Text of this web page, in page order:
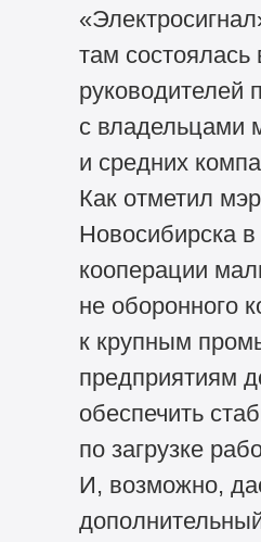
там состоялась
руководителей
с владельцами
и средних
Как отметил
Новосибирска
кооперации
не оборонного
к крупным
предприятиям
обеспечить
по загрузке
И, возможно,